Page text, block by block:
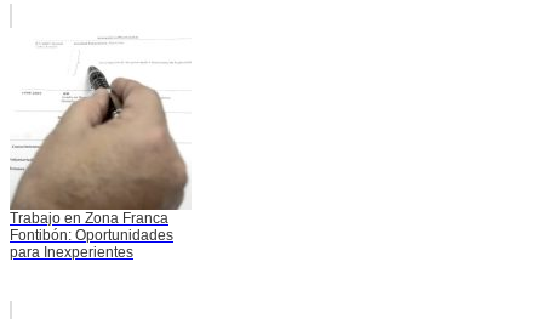
Trabajo en Zona Franca
Fontibón: Oportunidades
para Inexperientes